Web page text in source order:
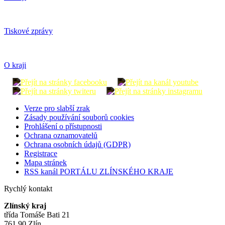
Tiskové zprávy
O kraji
Verze pro slabší zrak
Zásady používání souborů cookies
Prohlášení o přístupnosti
Ochrana oznamovatelů
Ochrana osobních údajů (GDPR)
Registrace
Mapa stránek
RSS kanál PORTÁLU ZLÍNSKÉHO KRAJE
Rychlý kontakt
Zlínský kraj
třída Tomáše Bati 21